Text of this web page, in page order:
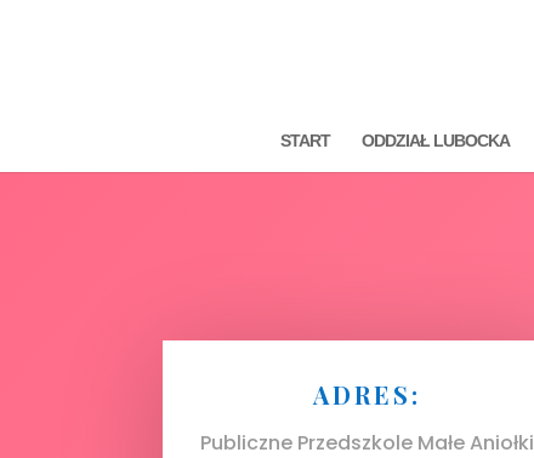
START ODDZIAŁ LUBOCKA
ADRES:
Publiczne Przedszkole Małe Aniołki